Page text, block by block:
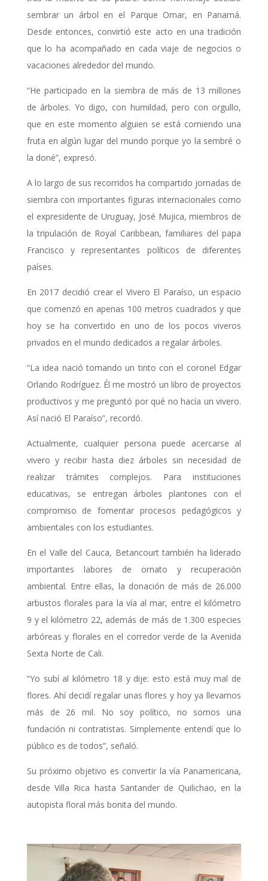
sembrar un árbol en el Parque Omar, en Panamá.
Desde entonces, convirtió este acto en una tradición
que lo ha acompañado en cada viaje de negocios o
vacaciones alrededor del mundo.
“He participado en la siembra de más de 13 millones
de árboles. Yo digo, con humildad, pero con orgullo,
que en este momento alguien se está comiendo una
fruta en algún lugar del mundo porque yo la sembré o
la doné”, expresó.
A lo largo de sus recorridos ha compartido jornadas de
siembra con importantes figuras internacionales como
el expresidente de Uruguay, José Mujica, miembros de
la tripulación de Royal Caribbean, familiares del papa
Francisco y representantes políticos de diferentes
países.
En 2017 decidió crear el Vivero El Paraíso, un espacio
que comenzó en apenas 100 metros cuadrados y que
hoy se ha convertido en uno de los pocos viveros
privados en el mundo dedicados a regalar árboles.
“La idea nació tomando un tinto con el coronel Edgar
Orlando Rodríguez. Él me mostró un libro de proyectos
productivos y me preguntó por qué no hacía un vivero.
Así nació El Paraíso”, recordó.
Actualmente, cualquier persona puede acercarse al
vivero y recibir hasta diez árboles sin necesidad de
realizar trámites complejos. Para instituciones
educativas, se entregan árboles plantones con el
compromiso de fomentar procesos pedagógicos y
ambientales con los estudiantes.
En el Valle del Cauca, Betancourt también ha liderado
importantes labores de ornato y recuperación
ambiental. Entre ellas, la donación de más de 26.000
arbustos florales para la vía al mar, entre el kilómetro
9 y el kilómetro 22, además de más de 1.300 especies
arbóreas y florales en el corredor verde de la Avenida
Sexta Norte de Cali.
“Yo subí al kilómetro 18 y dije: esto está muy mal de
flores. Ahí decidí regalar unas flores y hoy ya llevamos
más de 26 mil. No soy político, no somos una
fundación ni contratistas. Simplemente entendí que lo
público es de todos”, señaló.
Su próximo objetivo es convertir la vía Panamericana,
desde Villa Rica hasta Santander de Quilichao, en la
autopista floral más bonita del mundo.